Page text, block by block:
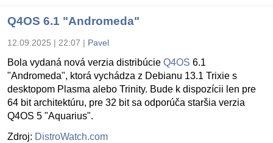
Q4OS 6.1 "Andromeda"
12.09.2025 | 22:07 | Pavel
Bola vydaná nová verzia distribúcie Q4OS 6.1
"Andromeda", ktorá vychádza z Debianu 13.1 Trixie s
desktopom Plasma alebo Trinity. Bude k dispozícii len pre
64 bit architektúru, pre 32 bit sa odporúča staršia verzia
Q4OS 5 "Aquarius".
Zdroj: DistroWatch.com